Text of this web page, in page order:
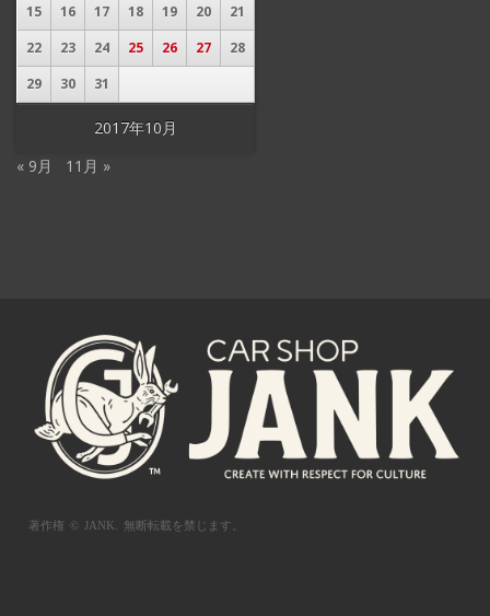
2017年10月
15
16 17 18 19 20
21
22
23 24 25 26 27
28
29
30 31
« 9月 11月 »
著作権 © JANK. 無断転載を禁じます。